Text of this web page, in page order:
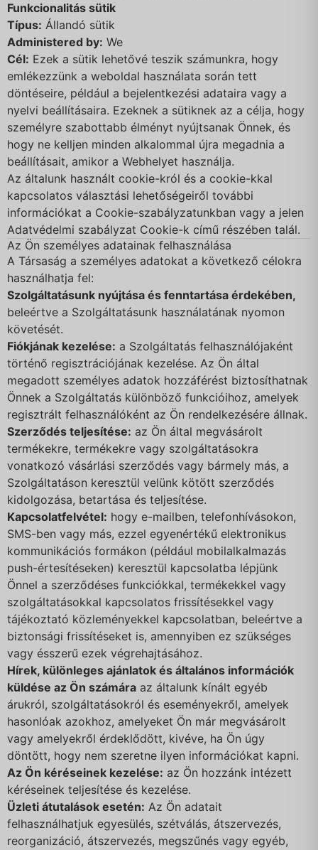
Funkcionalitás sütik
Típus: Állandó sütik
Administered by: We
Cél: Ezek a sütik lehetővé teszik számunkra, hogy
emlékezzünk a weboldal használata során tett
döntéseire, például a bejelentkezési adataira vagy a
nyelvi beállításaira. Ezeknek a sütiknek az a célja, hogy
személyre szabottabb élményt nyújtsanak Önnek, és
hogy ne kelljen minden alkalommal újra megadnia a
beállításait, amikor a Webhelyet használja.
Az általunk használt cookie-król és a cookie-kkal
kapcsolatos választási lehetőségeiről további
információkat a Cookie-szabályzatunkban vagy a jelen
Adatvédelmi szabályzat Cookie-k című részében talál.
Az Ön személyes adatainak felhasználása
A Társaság a személyes adatokat a következő célokra
használhatja fel:
Szolgáltatásunk nyújtása és fenntartása érdekében,
beleértve a Szolgáltatásunk használatának nyomon
követését.
Fiókjának kezelése: a Szolgáltatás felhasználójaként
történő regisztrációjának kezelése. Az Ön által
megadott személyes adatok hozzáférést biztosíthatnak
Önnek a Szolgáltatás különböző funkcióihoz, amelyek
regisztrált felhasználóként az Ön rendelkezésére állnak.
Szerződés teljesítése: az Ön által megvásárolt
termékekre, termékekre vagy szolgáltatásokra
vonatkozó vásárlási szerződés vagy bármely más, a
Szolgáltatáson keresztül velünk kötött szerződés
kidolgozása, betartása és teljesítése.
Kapcsolatfelvétel: hogy e-mailben, telefonhívásokon,
SMS-ben vagy más, ezzel egyenértékű elektronikus
kommunikációs formákon (például mobilalkalmazás
push-értesítéseken) keresztül kapcsolatba lépjünk
Önnel a szerződéses funkciókkal, termékekkel vagy
szolgáltatásokkal kapcsolatos frissítésekkel vagy
tájékoztató közleményekkel kapcsolatban, beleértve a
biztonsági frissítéseket is, amennyiben ez szükséges
vagy ésszerű ezek végrehajtásához.
Hírek, különleges ajánlatok és általános információk
küldése az Ön számára az általunk kínált egyéb
árukról, szolgáltatásokról és eseményekről, amelyek
hasonlóak azokhoz, amelyeket Ön már megvásárolt
vagy amelyekről érdeklődött, kivéve, ha Ön úgy
döntött, hogy nem szeretne ilyen információkat kapni.
Az Ön kéréseinek kezelése: az Ön hozzánk intézett
kéréseinek teljesítése és kezelése.
Üzleti átutalások esetén: Az Ön adatait
felhasználhatjuk egyesülés, szétválás, átszervezés,
reorganizáció, átszervezés, megszűnés vagy egyéb,